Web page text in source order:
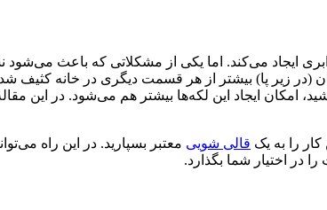
ایجاد می‌کند. اما یکی از مشکلاتی که باعث می‌شود
زیر پا) بیشتر از هر قسمت دیگری در خانه کثیف
ایجاد این لکه‌ها بیشتر هم می‌شود. در این مقاله
کار را به یک قالی شویی معتبر بسپارید. در این راه
در اختیار شما بگذارد.